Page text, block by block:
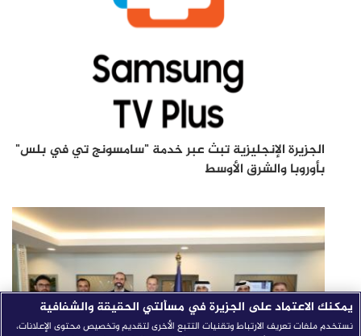
الجزيرة الإنجليزية تبث عبر خدمة "سامسونج تي في بلس"
بأوروبا والشرق الأوسط
يمكنك الاعتماد على الجزيرة في مسألتي الحقيقة والشفافية
نستخدم ملفات تعريف الارتباط وتقنيات التتبع الأخرى لتقديم وتخصيص محتوى الإعلانات،